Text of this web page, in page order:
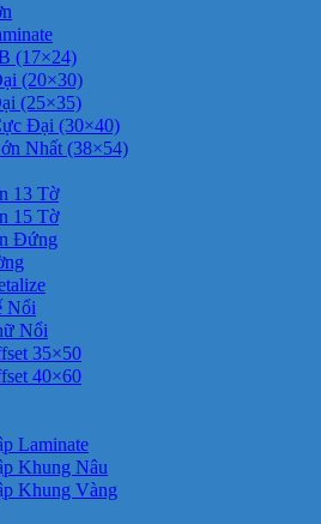
(17×24)
(20×30)
(25×35)
Đại (30×40)
Nhất (38×54)
13 Tờ
15 Tờ
Đứng
Nổi
Nổi
35×50
40×60
Laminate
Khung Nâu
Khung Vàng